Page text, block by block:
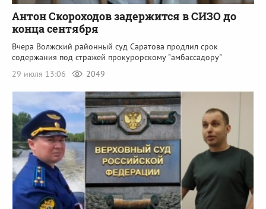
Антон Скороходов задержится в СИЗО до
конца сентября
Вчера Волжский районный суд Саратова продлил срок
содержания под стражей прокурорскому "амбассадору"
29 июля 13:06
2049